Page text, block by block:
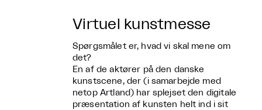
Virtuel kunstmesse
Spørgsmålet er, hvad vi skal mene om
det?
En af de aktører på den danske
kunstscene, der (i samarbejde med
netop Artland) har splejset den digitale
præsentation af kunsten helt ind i sit